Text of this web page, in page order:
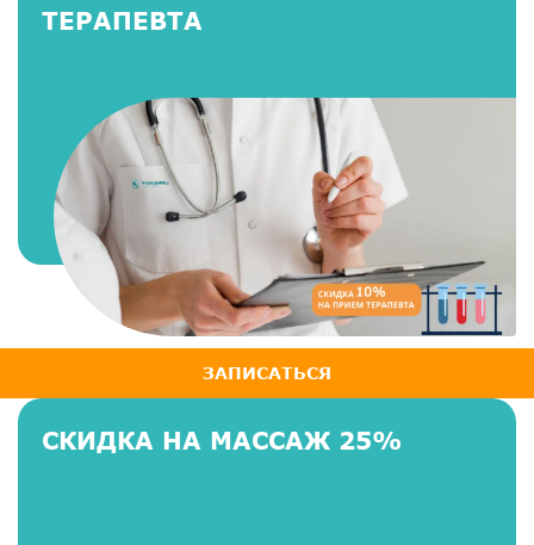
ТЕРАПЕВТА
ЗАПИСАТЬСЯ
СКИДКА НА МАССАЖ 25%